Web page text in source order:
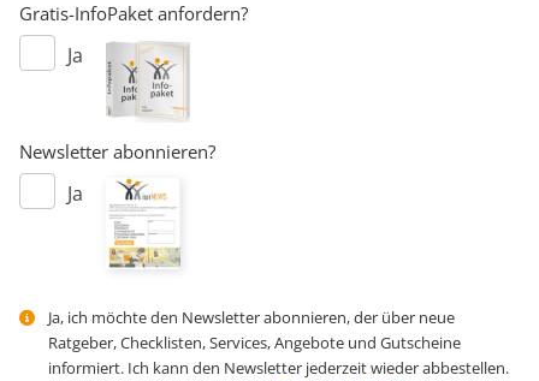
Gratis-InfoPaket anfordern?
Ja
Newsletter abonnieren?
Ja
Ja, ich möchte den Newsletter abonnieren, der über neue
Ratgeber, Checklisten, Services, Angebote und Gutscheine
informiert. Ich kann den Newsletter jederzeit wieder abbestellen.